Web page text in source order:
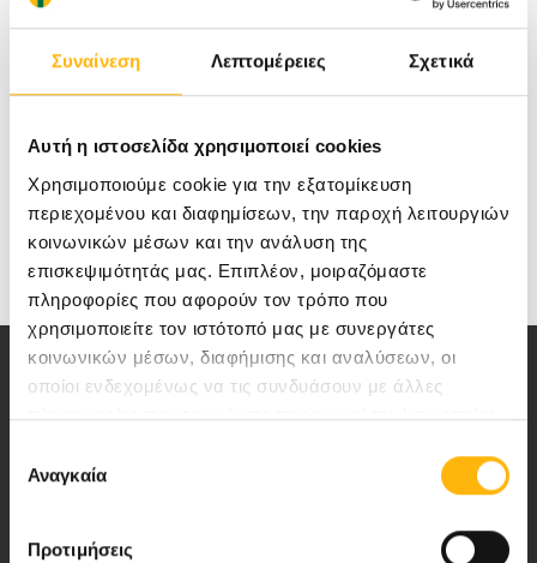
Συναίνεση Λεπτομέρειες Σχετικά
Αυτή η ιστοσελίδα χρησιμοποιεί cookies
Χρησιμοποιούμε cookie για την εξατομίκευση
περιεχομένου και διαφημίσεων, την παροχή λειτουργιών
κοινωνικών μέσων και την ανάλυση της
επισκεψιμότητάς μας. Επιπλέον, μοιραζόμαστε
πληροφορίες που αφορούν τον τρόπο που
χρησιμοποιείτε τον ιστότοπό μας με συνεργάτες
κοινωνικών μέσων, διαφήμισης και αναλύσεων, οι
οποίοι ενδεχομένως να τις συνδυάσουν με άλλες
πληροφορίες που τους έχετε παραχωρήσει ή τις οποίες
των υπηρεσιών τους.
συγκατάθεσης
Αναγκαία
Προτιμήσεις
Η χειρουργική επέμβαση πραγματοποιήθηκε από
την ομάδα του Χειρουργού κου. Μάντζου Φώτη,
Επιστημονικά Υπεύθυνος Χειρουργικού
Τμήματος Ιασώ Θεσσαλίας.
Αποστολή μας να παρέχουμε υψηλής
υγείας.